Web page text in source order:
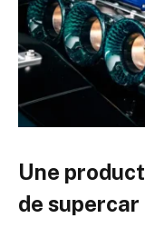
Une
de supercar